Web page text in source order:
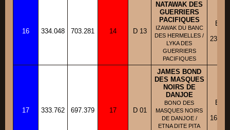
16 334.048 703.281 14 D 13
NATAWAK DES
GUERRIERS
PACIFIQUES
IZAWAK DU BANC
DES HERMELLES /
LYKA DES
GUERRIERS
PACIFIQUES
23/05/
17 333.762 697.379 17 D 01
JAMES BOND
DES MASQUES
NOIRS DE
DANJOE
BONO DES
MASQUES NOIRS
DE DANJOE /
ETNA DITE PITA
16/10/